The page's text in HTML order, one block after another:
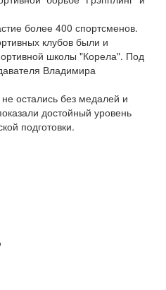
более 400 спортсменов.
клубов были и
школы "Корела". Под
Владимира
остались без медалей и
достойный уровень
подготовки.